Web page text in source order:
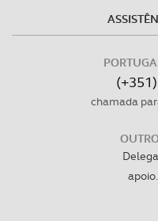
(+351)
chamada